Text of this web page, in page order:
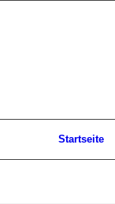
Startseite